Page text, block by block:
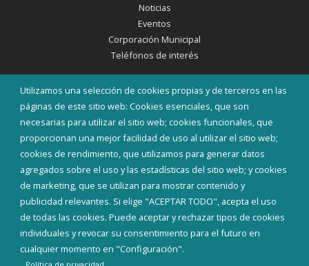
Utilizamos una selección de cookies propias y de terceros en las
páginas de este sitio web: Cookies esenciales, que son
necesarias para utilizar el sitio web; cookies funcionales, que
proporcionan una mejor facilidad de uso al utilizar el sitio web;
cookies de rendimiento, que utilizamos para generar datos
agregados sobre el uso y las estadísticas del sitio web; y cookies
de marketing, que se utilizan para mostrar contenido y
publicidad relevantes. Si elige "ACEPTAR TODO", acepta el uso
de todas las cookies. Puede aceptar y rechazar tipos de cookies
individuales y revocar su consentimiento para el futuro en
cualquier momento en "Configuración".
Noticias
Eventos
Corporación Municipal
Teléfonos de interés
INICIAR SESIÓN
MAPA WEB